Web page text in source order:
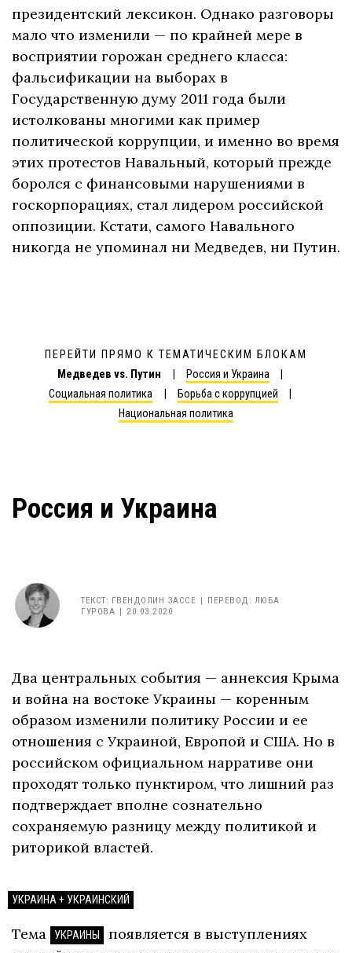
президентский лексикон. Однако разговоры
мало что изменили — по крайней мере в
восприятии горожан среднего класса:
фальсификации на выборах в
Государственную думу 2011 года были
истолкованы многими как пример
политической коррупции, и именно во время
этих протестов Навальный, который прежде
боролся с финансовыми нарушениями в
госкорпорациях, стал лидером российской
оппозиции. Кстати, самого Навального
никогда не упоминал ни Медведев, ни Путин.
ПЕРЕЙТИ ПРЯМО К ТЕМАТИЧЕСКИМ БЛОКАМ
Медведев vs. Путин
Россия и Украина
Социальная политика
Борьба с коррупцией
Национальная политика
Россия и Украина
ТЕКСТ: ГВЕНДОЛИН ЗАССЕ ПЕРЕВОД: ЛЮБА
ГУРОВА
20.03.2020
Два центральных события — аннексия Крыма
и война на востоке Украины — коренным
образом изменили политику России и ее
отношения с Украиной, Европой и США. Но в
российском официальном нарративе они
проходят только пунктиром, что лишний раз
подтверждает вполне сознательно
сохраняемую разницу между политикой и
риторикой властей.
УКРАИНА + УКРАИНСКИЙ
Тема УКРАИНЫ
появляется в выступлениях